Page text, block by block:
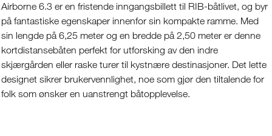
Airborne 6.3 er en fristende inngangsbillett til RIB-båtlivet, og byr
på fantastiske egenskaper innenfor sin kompakte ramme. Med
sin lengde på 6,25 meter og en bredde på 2,50 meter er denne
kortdistansebåten perfekt for utforsking av den indre
skjærgården eller raske turer til kystnære destinasjoner. Det lette
designet sikrer brukervennlighet, noe som gjør den tiltalende for
folk som ønsker en uanstrengt båtopplevelse.